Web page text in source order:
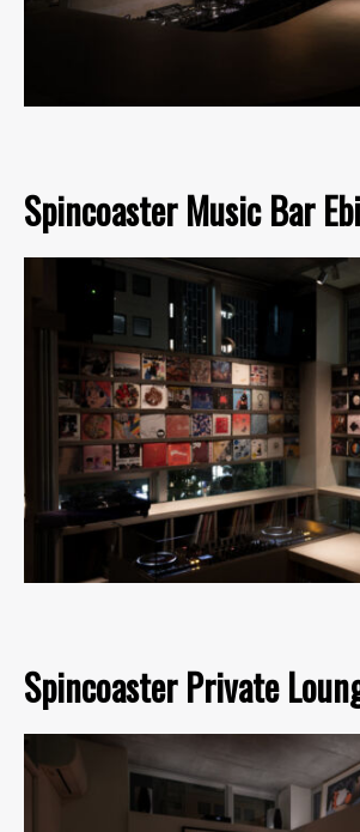
Spincoaster Music Bar
Spincoaster Private